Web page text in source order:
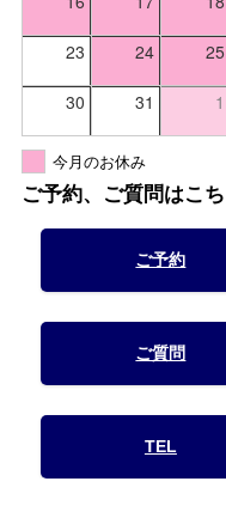
23 24 25
30 31 1
今月のお休み
ご予約、ご質問はこ
ご予約
ご質問
TEL